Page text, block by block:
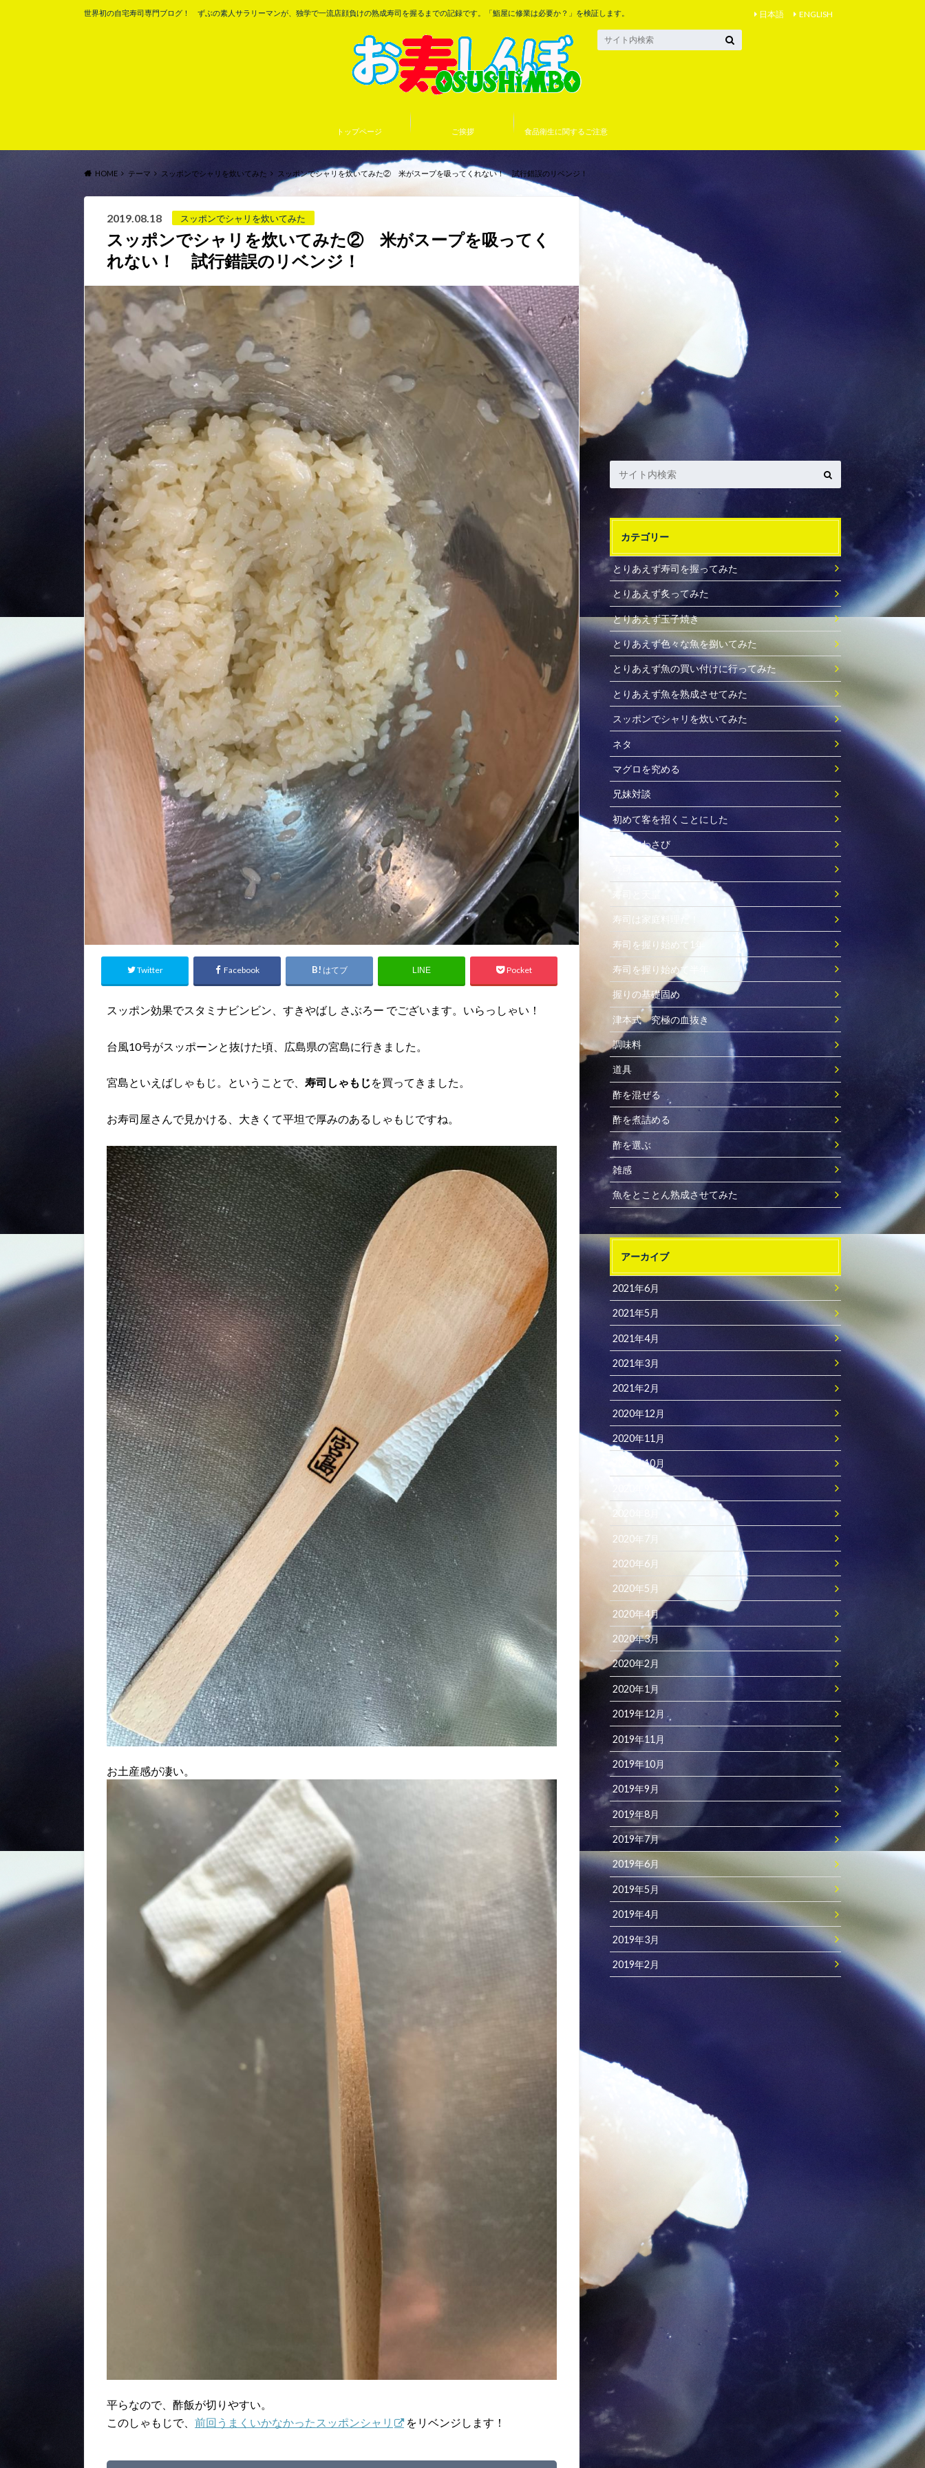
世界初の自宅寿司専門ブログ！ ずぶの素人サラリーマンが、独学で一流店顔負けの熟成寿司を握るまでの記録です。「鮨屋に修業は必要か？」を検証します。 日本語 ENGLISH
トップページ ご挨拶 食品衛生に関するご注意
HOME テーマ スッポンでシャリを炊いてみた スッポンでシャリを炊いてみた② 米がスープを吸ってくれない！ 試行錯誤のリベンジ！
2019.08.18 スッポンでシャリを炊いてみた
スッポンでシャリを炊いてみた② 米がスープを吸ってく
れない！ 試行錯誤のリベンジ！
Twitter Facebook はてブ LINE Pocket
スッポン効果でスタミナビンビン、すきやばし さぶろー でございます。いらっしゃい！
台風10号がスッポーンと抜けた頃、広島県の宮島に行きました。
宮島といえばしゃもじ。ということで、 寿司しゃもじを買ってきました。
お寿司屋さんで見かける、大きくて平坦で厚みのあるしゃもじですね。
お土産感が凄い。
平らなので、酢飯が切りやすい。
このしゃもじで、 前回うまくいかなかったスッポンシャリ をリベンジします！
カテゴリー
とりあえず寿司を握ってみた
とりあえず炙ってみた
とりあえず玉子焼き
とりあえず色々な魚を捌いてみた
とりあえず魚の買い付けに行ってみた
とりあえず魚を熟成させてみた
スッポンでシャリを炊いてみた
ネタ
マグロを究める
兄妹対談
初めて客を招くことにした
寿司とわさび
寿司は家庭料理だ！
寿司を握り始めて1年
寿司を握り始めて半年
握りの基礎固め
津本式 究極の血抜き
調味料
道具
酢を混ぜる
酢を煮詰める
酢を選ぶ
雑感
魚をとことん熟成させてみた
アーカイブ
2021年6月
2021年5月
2021年4月
2021年3月
2021年2月
2020年12月
2020年11月
2020年10月
2020年8月
2020年7月
2020年6月
2020年5月
2020年4月
2020年3月
2020年2月
2020年1月
2019年12月
2019年11月
2019年10月
2019年9月
2019年8月
2019年7月
2019年6月
2019年5月
2019年4月
2019年3月
2019年2月